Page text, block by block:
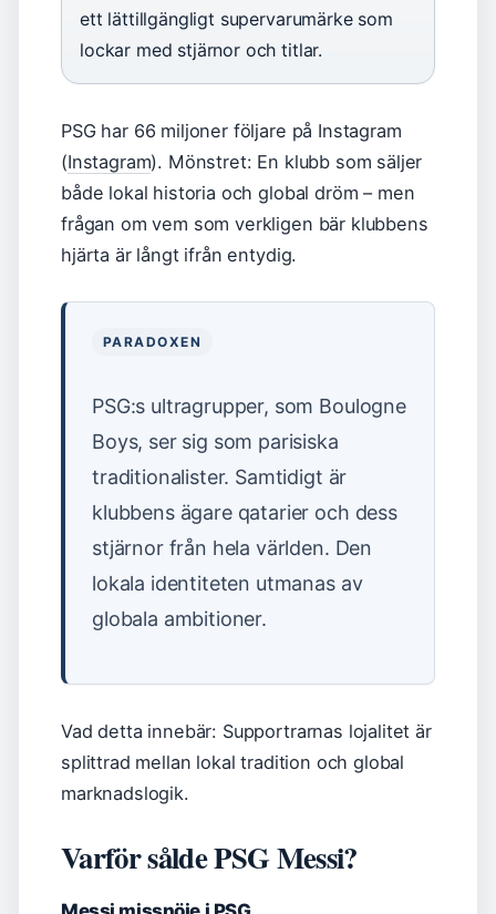
ett lättillgängligt supervarumärke som
lockar med stjärnor och titlar.
PSG har 66 miljoner följare på Instagram
(Instagram). Mönstret: En klubb som säljer
både lokal historia och global dröm – men
frågan om vem som verkligen bär klubbens
hjärta är långt ifrån entydig.
PARADOXEN
PSG:s ultragrupper, som Boulogne
Boys, ser sig som parisiska
traditionalister. Samtidigt är
klubbens ägare qatarier och dess
stjärnor från hela världen. Den
lokala identiteten utmanas av
globala ambitioner.
Vad detta innebär: Supportrarnas lojalitet är
splittrad mellan lokal tradition och global
marknadslogik.
Varför sålde PSG Messi?